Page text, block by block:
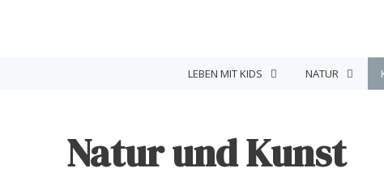
LEBEN MIT KIDS NATUR
Natur und Kunst